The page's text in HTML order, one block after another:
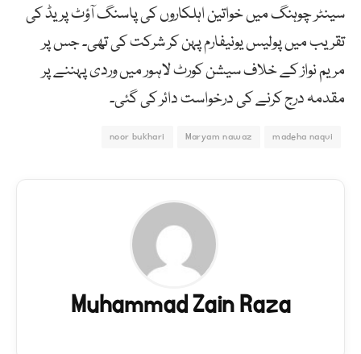
سینٹر چوہنگ میں خواتین اہلکاروں کی پاسنگ آؤٹ پریڈ کی
تقریب میں پولیس یونیفارم پہن کر شرکت کی تھی۔ جس پر
مریم نواز کے خلاف سیشن کورٹ لاہور میں وردی پہننے پر
مقدمہ درج کرنے کی درخواست دائر کی گئی۔
madeha naqvi
Maryam nawaz
noor bukhari
Muhammad Zain Raza